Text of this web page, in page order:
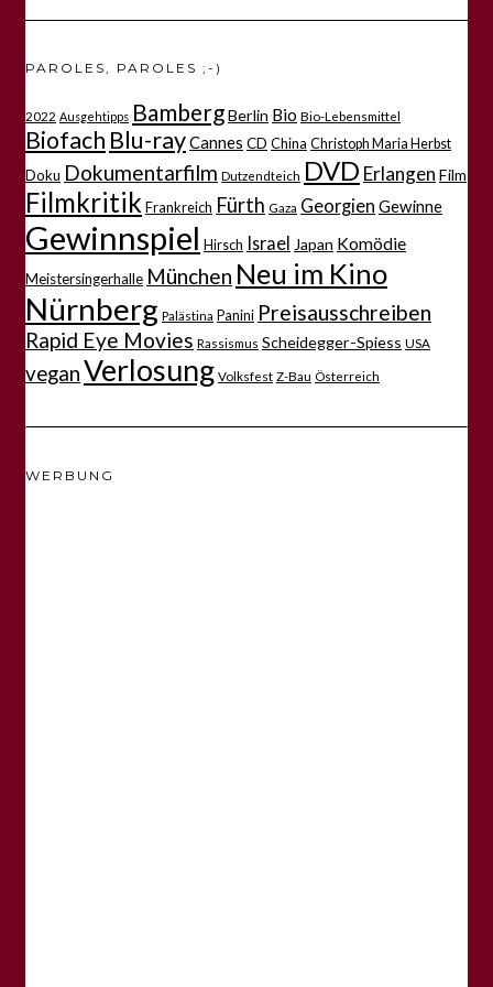
PAROLES, PAROLES ;-)
2022 Ausgehtipps BambergBerlin Bio Bio-Lebensmittel
Biofach Blu-rayCannes CD China Christoph Maria Herbst
Doku Dokumentarfilm Dutzendteich DVD Erlangen Film
Filmkritik Frankreich Fürth Gaza Georgien Gewinne
Gewinnspiel Hirsch Israel Japan Komödie
Meistersingerhalle München Neu im Kino
Nürnberg Palästina Panini Preisausschreiben
Rapid Eye Movies Rassismus Scheidegger-Spiess USA
veganVerlosung Volksfest Z-Bau Österreich
WERBUNG